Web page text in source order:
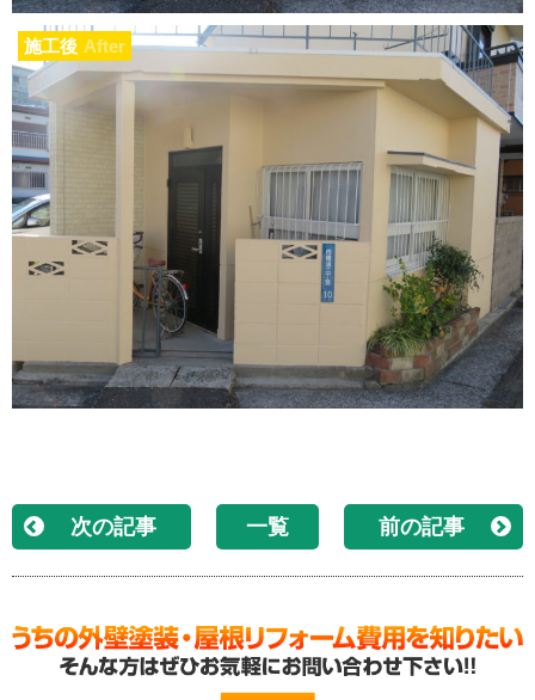
施工後 After
次の記事 一覧 前の記事